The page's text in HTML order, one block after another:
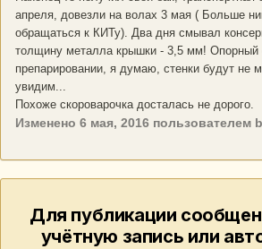
апреля, довезли на волах 3 мая ( Больше
обращаться к КИТу). Два дня смывал
толщину металла крышки - 3,5 мм!
препарировании, я думаю, стенки будут не
увидим...
Похоже скороварочка досталась не дорого.
Изменено 6 мая, 2016 пользователем
Для публикации
учётную запись или